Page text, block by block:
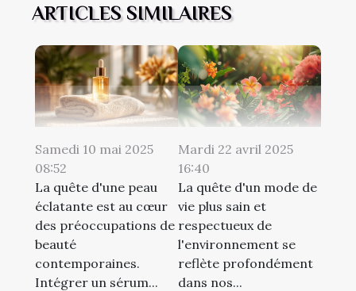
ARTICLES SIMILAIRES
Samedi 10 mai 2025
08:52
La quête d'une peau
éclatante est au cœur
des préoccupations de
beauté
contemporaines.
Intégrer un sérum...
Mardi 22 avril 2025
16:40
La quête d'un mode de
vie plus sain et
respectueux de
l'environnement se
reflète profondément
dans nos...